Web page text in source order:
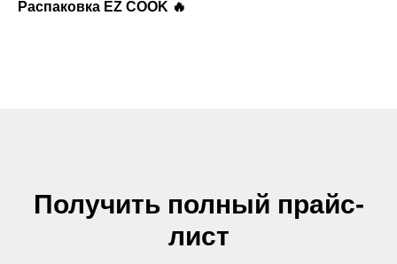
Распаковка EZ COOK 🔥
Получить полный прайс-
лист